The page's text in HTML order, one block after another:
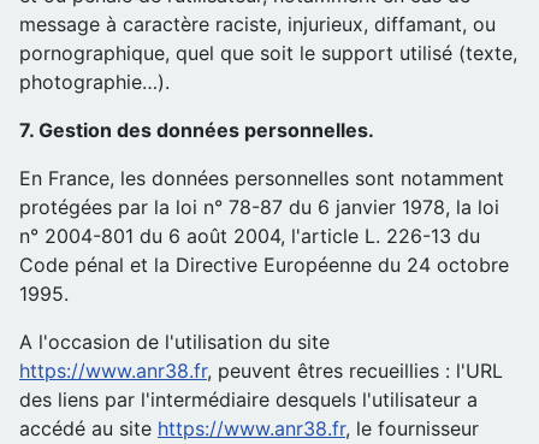
message à caractère raciste, injurieux, diffamant, ou
pornographique, quel que soit le support utilisé (texte,
photographie…).
7. Gestion des données personnelles.
En France, les données personnelles sont notamment
protégées par la loi n° 78-87 du 6 janvier 1978, la loi
n° 2004-801 du 6 août 2004, l'article L. 226-13 du
Code pénal et la Directive Européenne du 24 octobre
1995.
A l'occasion de l'utilisation du site
https://www.anr38.fr, peuvent êtres recueillies : l'URL
des liens par l'intermédiaire desquels l'utilisateur a
accédé au site https://www.anr38.fr, le fournisseur